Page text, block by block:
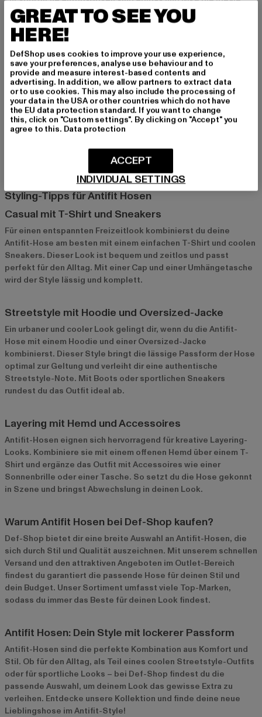
Wahl. Diese Marken bringen den sportlichen Stil und die
Funktionalität in die Antifit-Hose und bieten Modelle, die
Komfort und Design vereinen. Perfekt für alle, die auch in der
Freizeit sportlich und stylish unterwegs sein möchten.
Jack & Jones und Def: Für einen urbanen
Streetstyle
Jack & Jones undDefsind Marken, die den Antifit-Trend
modisch umsetzen. Mit ihren Hosen bringst du den Streetstyle
Farben. Diese Marken sind perfekt für alle, die den urbanen Stil
lieben und Wert auf hochwertige Mode legen.
Styling-Tipps für Antifit Hosen
Casual mit T-Shirt und Sneakers
Für einen entspannten Freizeitlook kombinierst du deine
Antifit-Hose am besten mit einem einfachen T-Shirt und coolen
Sneakers. Dieser Look ist bequem und zeitlos und passt
perfekt für den Alltag. Mit einer Cap und einer Umhängetasche
wird der Style lässig und komplett.
Streetstyle mit Hoodie und Oversized-Jacke
Ein urbaner und cooler Look gelingt dir, wenn du die Antifit-
Hose mit einem Hoodie und einer Oversized-Jacke
kombinierst. Dieser Style bringt die lässige Passform der Hose
optimal zur Geltung und verleiht dir eine authentische
Streetstyle-Note. Mit Boots oder sportlichen Sneakers
rundest du das Outfit ideal ab.
Layering mit Hemd und Accessoires
Antifit-Hosen eignen sich hervorragend für kreative Layering-
Looks. Kombiniere sie mit einem offenen Hemd über einem T-
Shirt und ergänze das Outfit mit Accessoires wie einer
Sonnenbrille oder einer Tasche. So setzt du die Hose gekonnt
in Szene und bringst Abwechslung in deinen Look.
Warum Antifit Hosen bei Def-Shop kaufen?
Def-Shop bietet dir eine breite Auswahl an Antifit-Hosen, die
sich durch Stil und Qualität auszeichnen. Mit unserem schnellen
Versand und den attraktiven Angeboten im Outlet-Bereich
findest du garantiert die passende Hose für deinen Stil und
dein Budget. Unser Sortiment umfasst viele Top-Marken,
sodass du immer das Beste für deinen Look findest.
Antifit Hosen: Dein Style mit lockerer Passform
Antifit-Hosen sind die perfekte Kombination aus Komfort und
Stil. Ob für den Alltag, als Teil eines coolen Streetstyle-Outfits
oder für sportliche Looks – bei Def-Shop findest du die
passende Auswahl, um deinem Look das gewisse Extra zu
verleihen. Entdecke unsere Kollektion und finde deine neue
Lieblingshose im Antifit-Style!
GREAT TO SEE YOU
HERE!
DefShop uses cookies to improve your use experience,
save your preferences, analyse use behaviour and to
provide and measure interest-based contents and
advertising. In addition, we allow partners to extract data
or to use cookies. This may also include the processing of
your data in the USA or other countries which do not have
the EU data protection standard. If you want to change
this, click on "Custom settings". By clicking on "Accept" you
agree to this. Data protection
INDIVIDUAL SETTINGS
ACCEPT